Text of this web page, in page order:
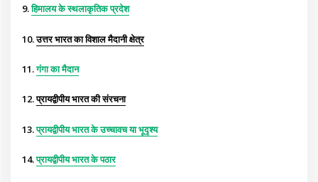
9.हिमालय के स्थलाकृतिक प्रदेश
10.उत्तर भारत का विशाल मैदानी क्षेत्र
11.गंगा का मैदान
12.प्रायद्वीपीय भारत की संरचना
13.प्रायद्वीपीय भारत के उच्चावच या भूदृश्य
14.प्रायद्वीपीय भारत के पठार